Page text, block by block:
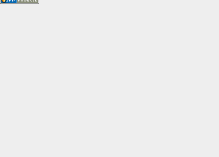
https://openweathermap.org/faq#error401